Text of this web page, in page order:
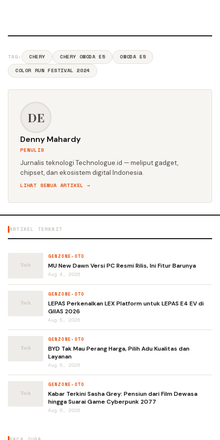
TAG: CHERY CHERY OMODA E5
OMODA E5
COLOR RUN FESTIVAL 2024
DE
Denny Mahardy
PENULIS
Jurnalis teknologi Technologue.id — meliput gadget,
chipset, dan ekosistem digital Indonesia.
LIHAT SEMUA ARTIKEL →
ARTIKEL TERKAIT
GENZONE-OTO
MU New Dawn Versi PC Resmi Rilis, Ini Fitur Barunya
Aug 4, 2026
GENZONE-OTO
LEPAS Perkenalkan LEX Platform untuk LEPAS E4 EV di
GIIAS 2026
Aug 5, 2026
GENZONE-OTO
BYD Tak Mau Perang Harga, Pilih Adu Kualitas dan
Layanan
Aug 5, 2026
GENZONE-OTO
Kabar Terkini Sasha Grey: Pensiun dari Film Dewasa
hingga Suarai Game Cyberpunk 2077
Aug 6, 2026